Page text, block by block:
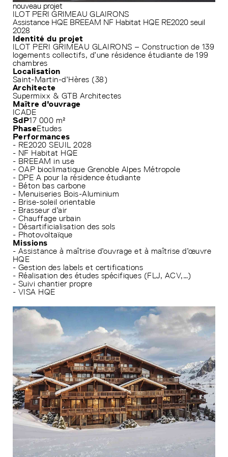
nouveau projet
ILOT PERI GRIMEAU GLAIRONS
Assistance HQE BREEAM NF Habitat HQE RE2020 seuil
2028
Identité du projet
ILOT PERI GRIMEAU GLAIRONS – Construction de 139
logements collectifs, d’une résidence étudiante de 199
chambres
Localisation
Saint-Martin-d’Hères (38)
Architecte
Supermixx & GTB Architectes
Maître d'ouvrage
ICADE
SdP17 000 m²
PhaseEtudes
Performances
- RE2020 SEUIL 2028
- NF Habitat HQE
- BREEAM in use
- OAP bioclimatique Grenoble Alpes Métropole
- DPE A pour la résidence étudiante
- Béton bas carbone
- Menuiseries Bois-Aluminium
- Brise-soleil orientable
- Brasseur d’air
- Chauffage urbain
- Désartificialisation des sols
- Photovoltaïque
Missions
- Assistance à maîtrise d’ouvrage et à maîtrise d’œuvre
HQE
- Gestion des labels et certifications
- Réalisation des études spécifiques (FLJ, ACV,…)
- Suivi chantier propre
- VISA HQE